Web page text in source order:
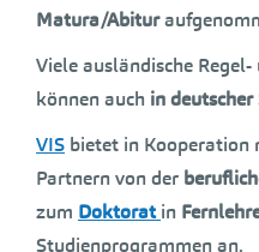
Matura/Abitur
Viele ausländische
können auch in deutscher
VIS bietet in Kooperation
Partnern von der
zum Doktoratin
Studienprogrammen an.